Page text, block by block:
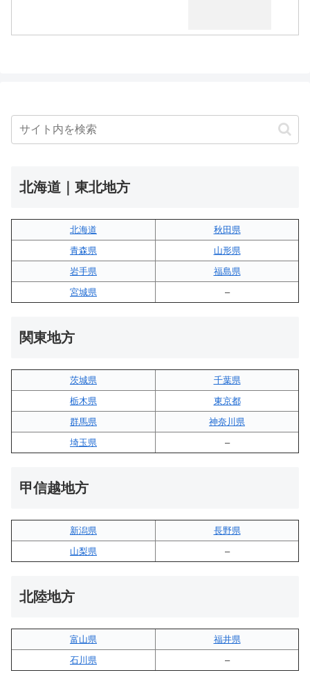
北海道｜東北地方
北海道
秋田県
青森県
山形県
岩手県
福島県
宮城県
–
関東地方
茨城県
千葉県
栃木県
東京都
群馬県
神奈川県
埼玉県
–
甲信越地方
新潟県
長野県
山梨県
–
北陸地方
富山県
福井県
石川県
–